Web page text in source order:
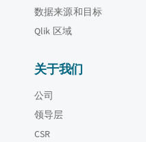
数据来源和目标
Qlik 区域
关于我们
公司
领导层
CSR